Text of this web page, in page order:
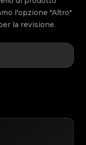
l'opzione "Altro"
la revisione.